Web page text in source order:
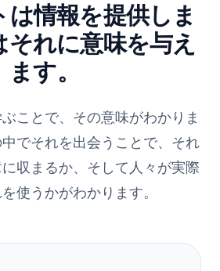
は情報を提供しま
れに意味を与え
ます。
ことで、その意味がわかりま
でそれを出会うことで、それ
収まるか、そして人々が実際
使うかがわかります。